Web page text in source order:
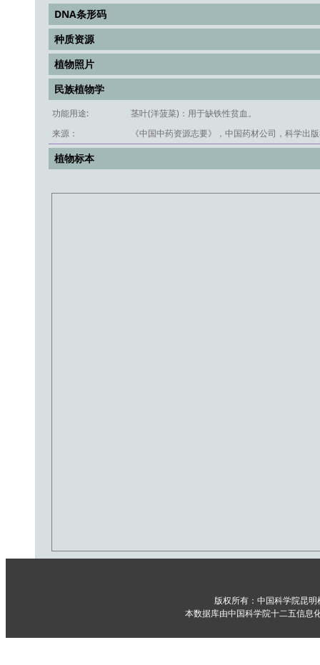
DNA条形码
种质资源
植物照片
民族植物学
功能用途:
茎叶(洋菠菜)：用于缺铁性贫血。
来源：
《中国中药资源志要》，中国药材公司，科学出
植物标本
版权所有：中国科学院昆
本数据库由中国科学院十二五信息